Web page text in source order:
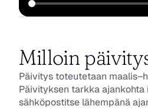
Milloin
Päivitys toteutetaan
Päivityksen tarkka ajankohta
sähköpostitse lähempänä